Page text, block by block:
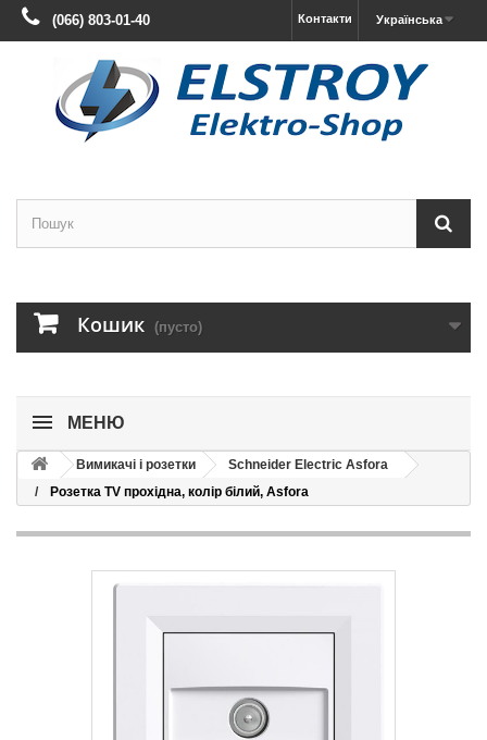
Українська
Контакти
(066) 803-01-40
Кошик (пусто)
МЕНЮ
Вимикачі і розетки
Schneider Electric Asfora
Розетка TV прохідна, колір білий, Asfora